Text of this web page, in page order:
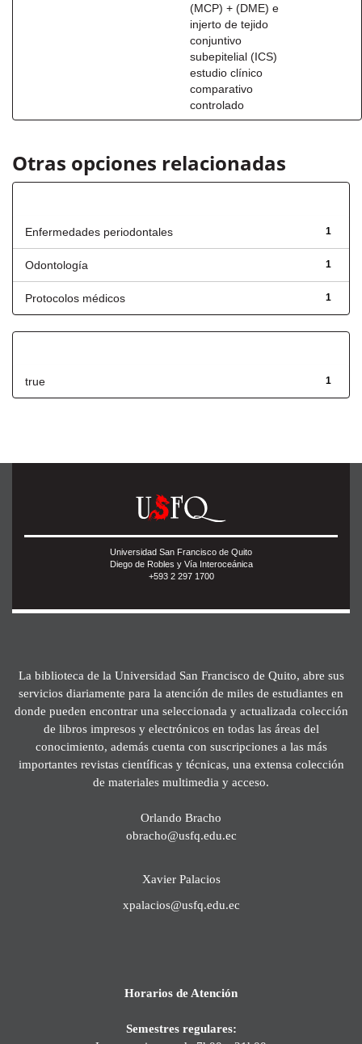
(MCP) + (DME) e
injerto de tejido
conjuntivo
subepitelial (ICS)
estudio clínico
comparativo
controlado
Otras opciones relacionadas
1
Enfermedades periodontales
1
Odontología
1
Protocolos médicos
1
true
Universidad San Francisco de Quito
Diego de Robles y Vía Interoceánica
+593 2 297 1700
La biblioteca de la Universidad San Francisco de Quito, abre sus
servicios diariamente para la atención de miles de estudiantes en
donde pueden encontrar una seleccionada y actualizada colección
de libros impresos y electrónicos en todas las áreas del
conocimiento, además cuenta con suscripciones a las más
importantes revistas científicas y técnicas, una extensa colección
de materiales multimedia y acceso.
Orlando Bracho
obracho@usfq.edu.ec
Xavier Palacios
xpalacios@usfq.edu.ec
Horarios de Atención
Semestres regulares: